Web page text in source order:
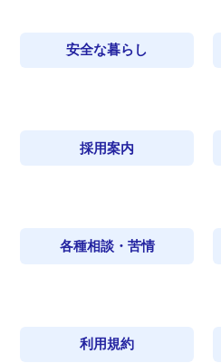
安全な暮らし
採用案内
各種相談・苦情
利用規約